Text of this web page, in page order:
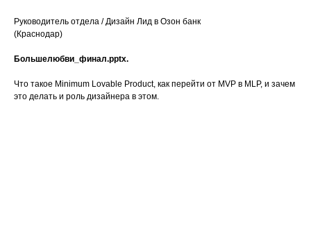
Руководитель отдела / Дизайн Лид в Озон банк
(Краснодар)
Большелюбви_финал.pptx.
Что такое Minimum Lovable Product, как перейти от MVP в MLP, и зачем
это делать и роль дизайнера в этом.